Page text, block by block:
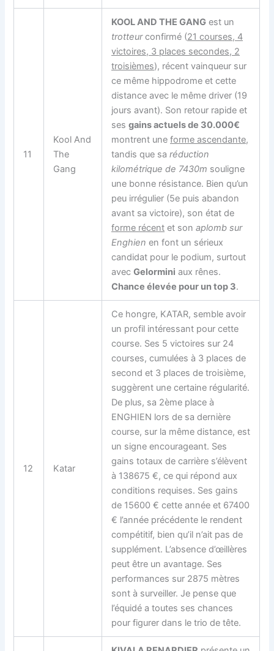
11
Kool And
The
Gang
KOOL AND THE GANG est un
trotteurconfirmé (21 courses, 4
victoires, 3 places secondes, 2
troisièmes), récent vainqueur sur
ce même hippodrome et cette
distance avec le même driver (19
jours avant). Son retour rapide et
sesgains actuels de 30.000€
montrent uneforme ascendante,
tandis que saréduction
kilométrique de 7430m souligne
une bonne résistance. Bien qu’un
peu irrégulier (5e puis abandon
avant sa victoire), son état de
forme récent et sonaplomb sur
Enghien en font un sérieux
candidat pour le podium, surtout
avecGelormini aux rênes.
Chance élevée pour un top 3.
12 Katar
Ce hongre, KATAR, semble avoir
un profil intéressant pour cette
course. Ses 5 victoires sur 24
courses, cumulées à 3 places de
second et 3 places de troisième,
suggèrent une certaine régularité.
De plus, sa 2ème place à
ENGHIEN lors de sa dernière
course, sur la même distance, est
un signe encourageant. Ses
gains totaux de carrière s’élèvent
à 138675 €, ce qui répond aux
conditions requises. Ses gains
de 15600 € cette année et 67400
€ l’année précédente le rendent
compétitif, bien qu’il n’ait pas de
supplément. L’absence d’œillères
peut être un avantage. Ses
performances sur 2875 mètres
sont à surveiller. Je pense que
l’équidé a toutes ses chances
pour figurer dans le trio de tête.